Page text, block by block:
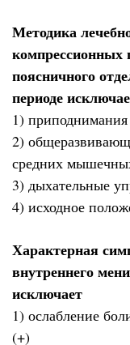
Методика
компрессионных
поясничного
периоде
1)
2)
средних
3) дыхательные
4) исходное
Характерная
внутреннего
исключает
1) ослабление
(+)